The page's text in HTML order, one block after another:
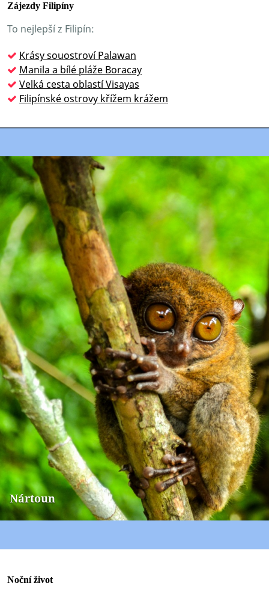
Zájezdy Filipíny
To nejlepší z Filipín:
Krásy souostroví Palawan
Manila a bílé pláže Boracay
Velká cesta oblastí Visayas
Filipínské ostrovy křížem krážem
Nártoun
Noční život